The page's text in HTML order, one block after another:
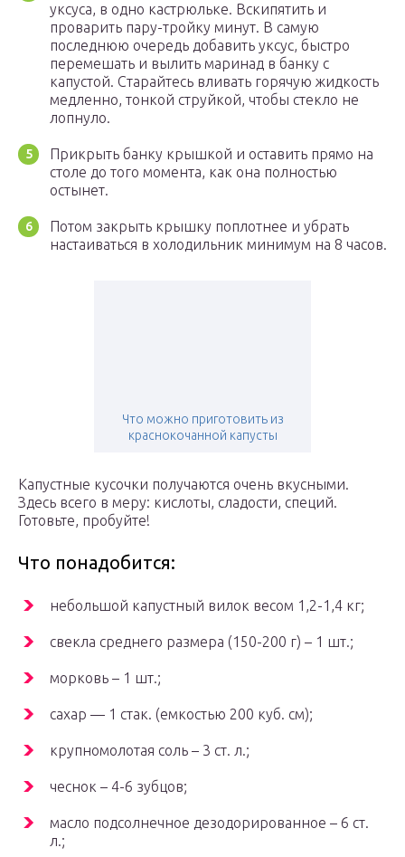
уксуса, в одно кастрюльке. Вскипятить и
проварить пару-тройку минут. В самую
последнюю очередь добавить уксус, быстро
перемешать и вылить маринад в банку с
капустой. Старайтесь вливать горячую жидкость
медленно, тонкой струйкой, чтобы стекло не
лопнуло.
Прикрыть банку крышкой и оставить прямо на
столе до того момента, как она полностью
остынет.
Потом закрыть крышку поплотнее и убрать
настаиваться в холодильник минимум на 8 часов.
Что можно приготовить из
краснокочанной капусты
Капустные кусочки получаются очень вкусными.
Здесь всего в меру: кислоты, сладости, специй.
Готовьте, пробуйте!
Что понадобится:
небольшой капустный вилок весом 1,2-1,4 кг;
свекла среднего размера (150-200 г) – 1 шт.;
морковь – 1 шт.;
сахар — 1 стак. (емкостью 200 куб. см);
крупномолотая соль – 3 ст. л.;
чеснок – 4-6 зубцов;
масло подсолнечное дезодорированное – 6 ст.
л.;